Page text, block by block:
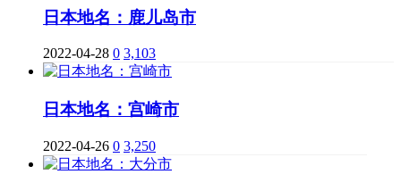
日本地名：鹿儿岛市
2022-04-28 0 3,103
日本地名：宫崎市
2022-04-26 0 3,250